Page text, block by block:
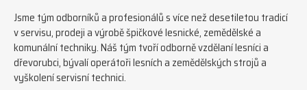
Jsme tým odborníků a profesionálů s více než desetiletou tradicí
v servisu, prodeji a výrobě špičkové lesnické, zemědělské a
komunální techniky. Náš tým tvoří odborně vzdělaní lesníci a
dřevorubci, bývalí operátoři lesních a zemědělských strojů a
vyškolení servisní technici.